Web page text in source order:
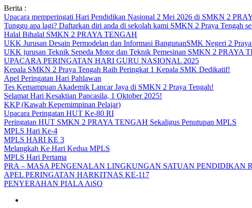
Skip
to
content
Berita :
Upacara memperingati Hari Pendidikan Nasional 2 Mei 2026 di SMKN 2
Tunggu apa lagi? Daftarkan diri anda di sekolah kami SMKN 2 Praya Tengah
Halal Bihalal SMKN 2 PRAYA TENGAH
UKK Jurusan Desain Permodelan dan Informasi BangunanSMK Negeri 2
UKK jurusan Teknik Sepeda Motor dan Teknik Pemesinan SMKN 2 PRAYA
UPACARA PERINGATAN HARI GURU NASIONAL 2025
Kepala SMKN 2 Praya Tengah Raih Peringkat 1 Kepala SMK Dedikatif!
Apel Peringatan Hari Pahlawan
Tes Kemampuan Akademik Lancar Jaya di SMKN 2 Praya Tengah!
Selamat Hari Kesaktian Pancasila, 1 Oktober 2025!
KKP (Kawah Kepemimpinan Pelajar)
Upacara Peringatan HUT Ke-80 RI
Peringatan HUT SMKN 2 PRAYA TENGAH Sekaligus Penutupan MPLS
MPLS Hari Ke-4
MPLS HARI KE 3
Melangkah Ke Hari Kedua MPLS
MPLS Hari Pertama
PRA – MASA PENGENALAN LINGKUNGAN SATUAN PENDIDIKAN
APEL PERINGATAN HARKITNAS KE-117
PENYERAHAN PIALA AiSO